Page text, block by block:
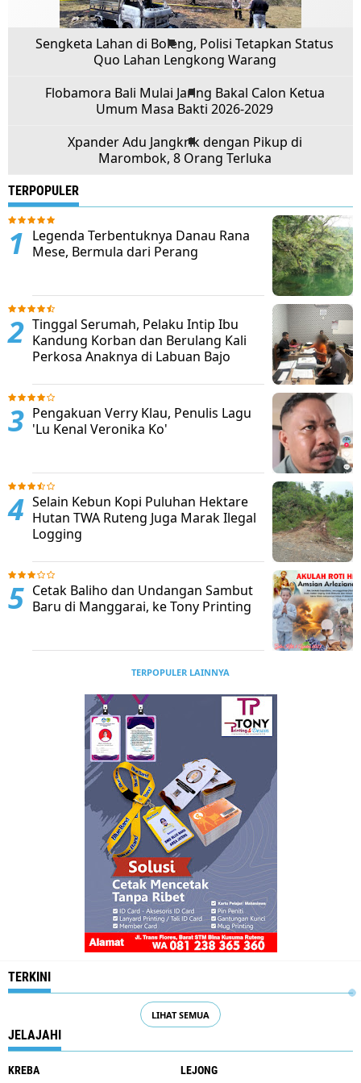
Sengketa Lahan di Boleng, Polisi Tetapkan Status
Quo Lahan Lengkong Warang
Flobamora Bali Mulai Jaring Bakal Calon Ketua
Umum Masa Bakti 2026-2029
Xpander Adu Jangkrik dengan Pikup di
Marombok, 8 Orang Terluka
TERPOPULER
Legenda Terbentuknya Danau Rana
Mese, Bermula dari Perang
Tinggal Serumah, Pelaku Intip Ibu
Kandung Korban dan Berulang Kali
Perkosa Anaknya di Labuan Bajo
Pengakuan Verry Klau, Penulis Lagu
'Lu Kenal Veronika Ko'
Selain Kebun Kopi Puluhan Hektare
Hutan TWA Ruteng Juga Marak Ilegal
Logging
Cetak Baliho dan Undangan Sambut
Baru di Manggarai, ke Tony Printing
TERPOPULER LAINNYA
TERKINI
LIHAT SEMUA
JELAJAHI
KREBA LEJONG